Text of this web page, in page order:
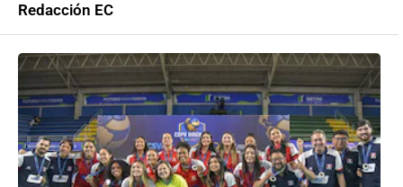
Redacción EC